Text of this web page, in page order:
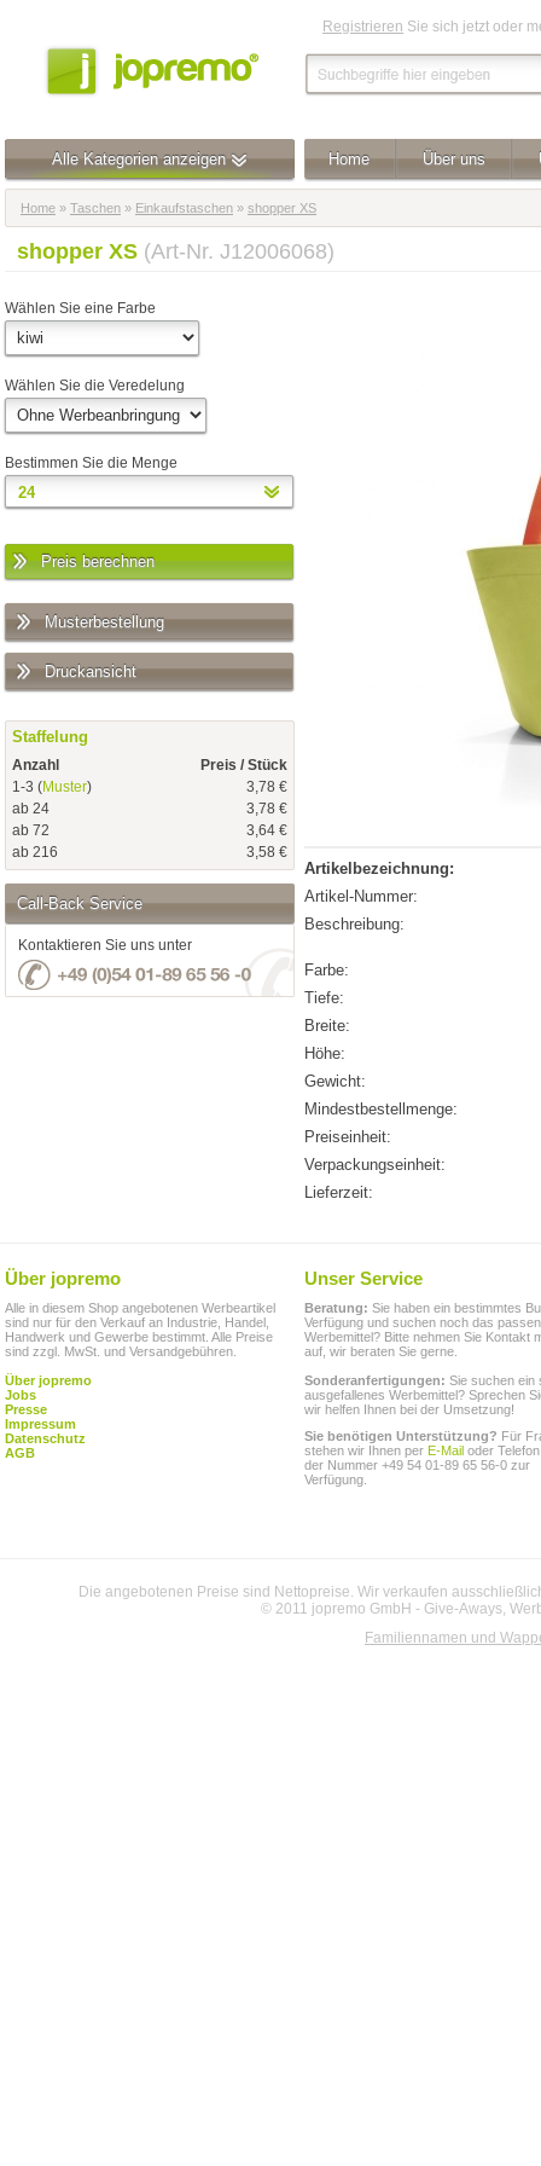
Registrieren Sie sich jetzt oder
Alle Kategorien anzeigen Home Über uns
Home » Taschen » Einkaufstaschen » shopper XS
shopper XS (Art-Nr. J12006068)
Wählen Sie eine Farbe
Wählen Sie die Veredelung
Bestimmen Sie die Menge
Preis berechnen
Musterbestellung
Druckansicht
Staffelung
Anzahl
Preis / Stück
1-3 (Muster)
3,78 €
ab 24
3,78 €
ab 72
3,64 €
ab 216
3,58 €
Call-Back Service
Kontaktieren Sie uns unter
Artikelbezeichnung:
Artikel-Nummer:
Beschreibung:
Farbe:
Tiefe:
Breite:
Höhe:
Gewicht:
Mindestbestellmenge:
Preiseinheit:
Verpackungseinheit:
Lieferzeit:
Über jopremo
Alle in diesem Shop angebotenen Werbeartikel
sind nur für den Verkauf an Industrie, Handel,
Handwerk und Gewerbe bestimmt. Alle Preise
sind zzgl. MwSt. und Versandgebühren.
Über jopremo
Jobs
Presse
Impressum
Datenschutz
AGB
Unser Service
Beratung: Sie haben ein bestimmtes
Verfügung und suchen noch das
Werbemittel? Bitte nehmen Sie Kontakt
auf, wir beraten Sie gerne.
Sonderanfertigungen: Sie suchen ein
ausgefallenes Werbemittel? Sprechen
wir helfen Ihnen bei der Umsetzung!
Sie benötigen Unterstützung? Für
stehen wir Ihnen per E-Mail oder
der Nummer +49 54 01-89 65 56-0 zur
Verfügung.
Die angebotenen Preise sind Nettopreise. Wir verkaufen
© 2011 jopremo GmbH - Give-Aways,
Familiennamen und